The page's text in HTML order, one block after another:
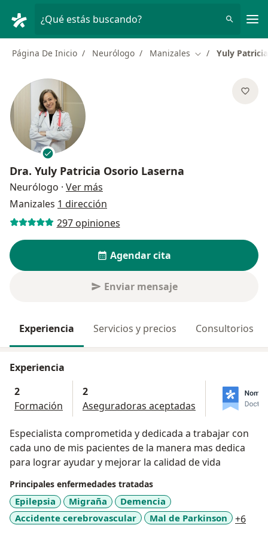
¿Qué estás buscando?
Página De Inicio Neurólogo Manizales Cambiar de
Yuly
Dra. Yuly Patricia Osorio Laserna
Neurólogo · Ver más
Manizales 1 dirección
297 opiniones
Agendar cita
Enviar mensaje
Experiencia Servicios y precios Consultorios
Experiencia
2
Formación
2
Aseguradoras aceptadas
Especialista comprometida y dedicada a trabajar con
cada uno de mis pacientes de la manera mas dedica
para lograr ayudar y mejorar la calidad de vida
Principales enfermedades tratadas
Epilepsia Migraña
Demencia
Accidente cerebrovascular
Mal de Parkinson +6